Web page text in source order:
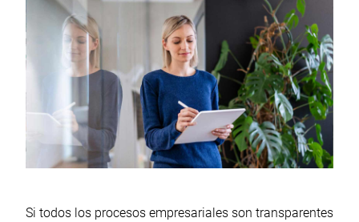
Si todos los procesos empresariales son transparentes